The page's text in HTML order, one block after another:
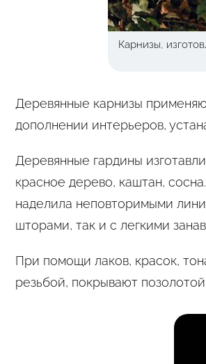
Карнизы,
Деревянные карнизы
дополнении интерьеров,
Деревянные гардины
красное дерево, каштан,
наделила неповторимыми
шторами, так и с легкими
При помощи лаков, красок,
резьбой, покрывают позолотой.